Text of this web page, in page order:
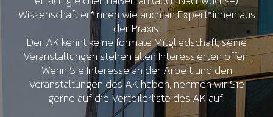
Wissenschaftler*innen wie auch an Expert*innen aus
der Praxis.
Der AK kennt keine formale Mitgliedschaft, seine
Veranstaltungen stehen allen Interessierten offen.
Wenn Sie Interesse an der Arbeit und den
Veranstaltungen des AK haben, nehmen wir Sie
gerne auf die Verteilerliste des AK auf.